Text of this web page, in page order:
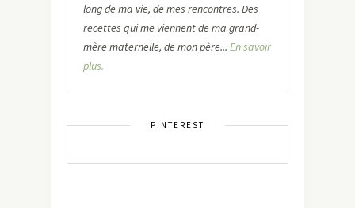
long de ma vie, de mes rencontres. Des
recettes qui me viennent de ma grand-
mère maternelle, de mon père... En savoir
plus.
PINTEREST